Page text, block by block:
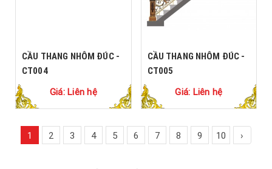
CẦU THANG NHÔM ĐÚC -
CT004
Giá: Liên hệ
CẦU THANG NHÔM ĐÚC -
CT005
Giá: Liên hệ
1 2 3 4 5 6 7 8 9 10 ›